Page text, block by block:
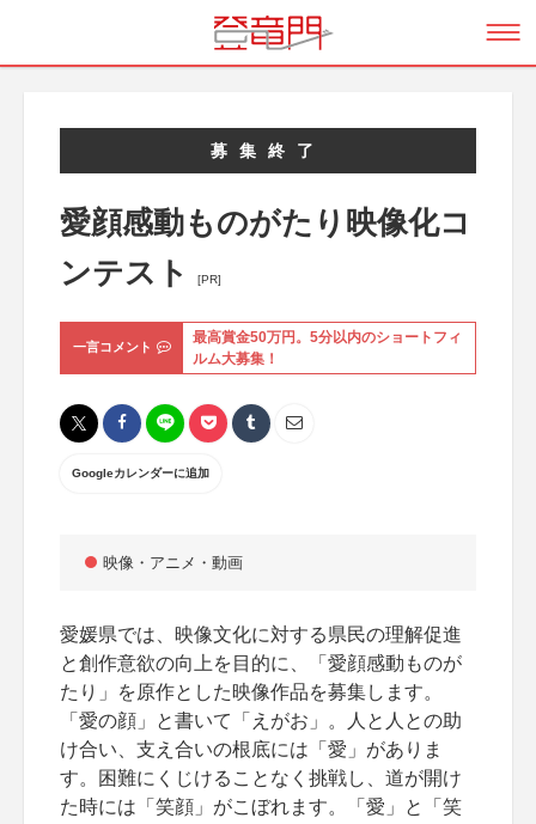
募集終了
愛顔感動ものがたり映像化コ
ンテスト
[PR]
一言コメント
最高賞金50万円。5分以内のショートフィ
ルム大募集！
Googleカレンダーに追加
映像・アニメ・動画
愛媛県では、映像文化に対する県民の理解促進
と創作意欲の向上を目的に、「愛顔感動ものが
たり」を原作とした映像作品を募集します。
「愛の顔」と書いて「えがお」。人と人との助
け合い、支え合いの根底には「愛」がありま
す。困難にくじけることなく挑戦し、道が開け
た時には「笑顔」がこぼれます。「愛」と「笑